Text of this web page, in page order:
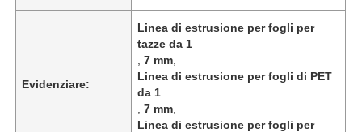
Evidenziare:
Linea di estrusione per fogli per
tazze da 1
,7 mm
Linea di estrusione per fogli di PET
da 1
,7 mm
Linea di estrusione per fogli per